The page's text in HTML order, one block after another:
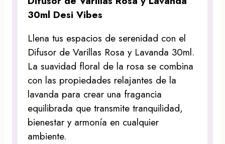
30ml Desi Vibes
Llena tus espacios de serenidad con el
Difusor de Varillas Rosa y Lavanda 30ml.
La suavidad floral de la rosa se combina
con las propiedades relajantes de la
lavanda para crear una fragancia
equilibrada que transmite tranquilidad,
bienestar y armonía en cualquier
ambiente.